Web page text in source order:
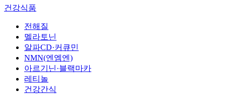
건강식품
전해질
멜라토닌
알파CD·커큐민
NMN(엔엠엔)
아르기닌·블랙마카
레티놀
건강간식